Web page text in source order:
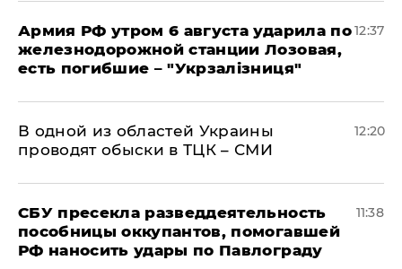
Армия РФ утром 6 августа ударила по
железнодорожной станции Лозовая,
есть погибшие – "Укрзалізниця"
12:37
В одной из областей Украины
проводят обыски в ТЦК – СМИ
12:20
СБУ пресекла разведдеятельность
пособницы оккупантов, помогавшей
РФ наносить удары по Павлограду
11:38